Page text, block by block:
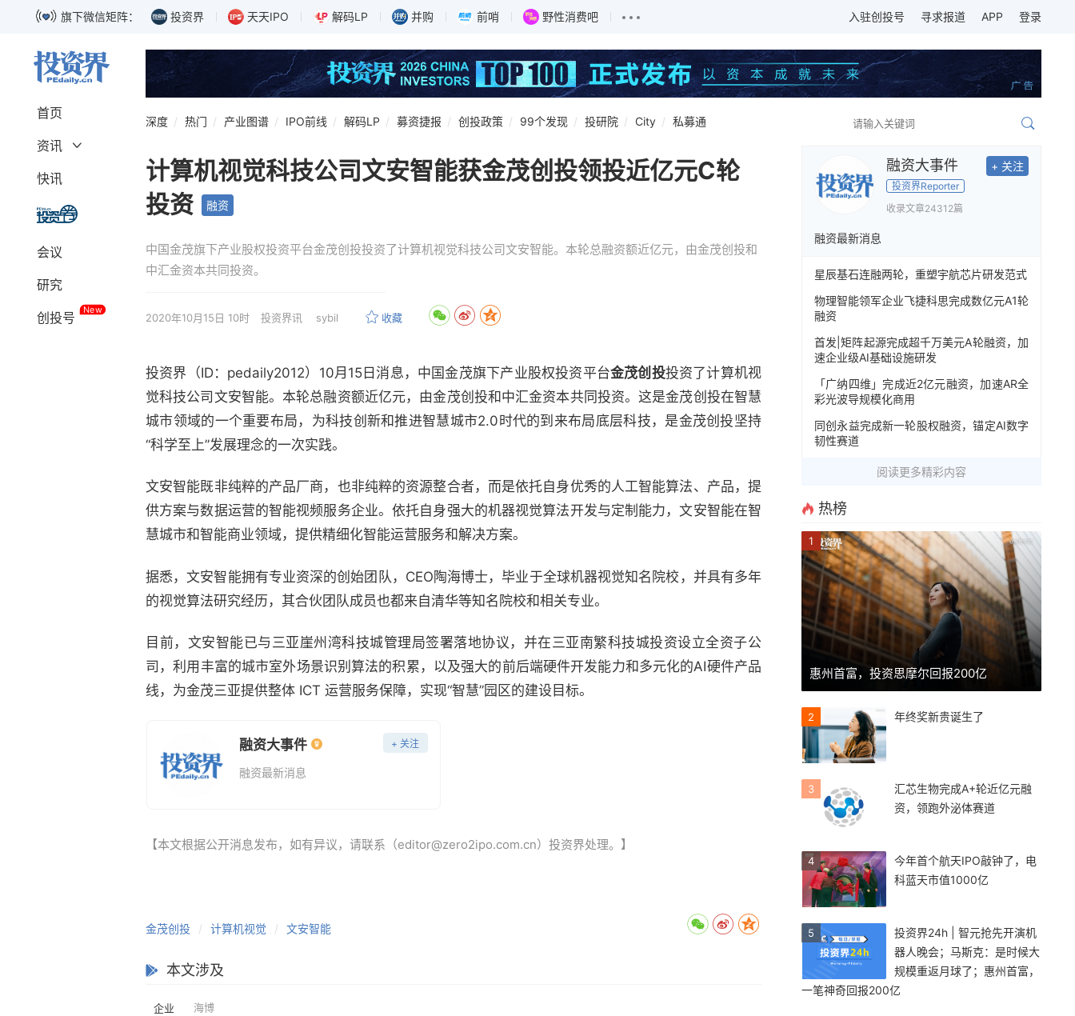
旗下微信矩阵： 投资界 天天IPO 解码LP 并购 前哨 野性消费吧 入驻创投号 寻求报道 APP 登录
首页
资讯
深度
上市
科创板
政策
快讯
会议
研究
创投号
New
深度 热门 产业图谱 IPO前线 解码LP 募资捷报 创投政策 99个发现 投研院 City 私募通
计算机视觉科技公司文安智能获金茂创投领投近亿元C轮
投资
融资
中国金茂旗下产业股权投资平台金茂创投投资了计算机视觉科技公司文安智能。本轮总融资额近亿元，由金茂创投和
中汇金资本共同投资。
2020年10月15日 10时 投资界讯 sybil 收藏
投资界（ID：pedaily2012）10月15日消息，中国金茂旗下产业股权投资平台金茂创投投资了计算机视
觉科技公司文安智能。本轮总融资额近亿元，由金茂创投和中汇金资本共同投资。这是金茂创投在智慧
城市领域的一个重要布局，为科技创新和推进智慧城市2.0时代的到来布局底层科技，是金茂创投坚持
“科学至上”发展理念的一次实践。
文安智能既非纯粹的产品厂商，也非纯粹的资源整合者，而是依托自身优秀的人工智能算法、产品，提
供方案与数据运营的智能视频服务企业。依托自身强大的机器视觉算法开发与定制能力，文安智能在智
慧城市和智能商业领域，提供精细化智能运营服务和解决方案。
据悉，文安智能拥有专业资深的创始团队，CEO陶海博士，毕业于全球机器视觉知名院校，并具有多年
的视觉算法研究经历，其合伙团队成员也都来自清华等知名院校和相关专业。
目前，文安智能已与三亚崖州湾科技城管理局签署落地协议，并在三亚南繁科技城投资设立全资子公
司，利用丰富的城市室外场景识别算法的积累，以及强大的前后端硬件开发能力和多元化的AI硬件产品
线，为金茂三亚提供整体 ICT 运营服务保障，实现“智慧”园区的建设目标。
融资大事件
融资最新消息
+ 关注
【本文根据公开消息发布，如有异议，请联系（editor@zero2ipo.com.cn）投资界处理。】
金茂创投 计算机视觉 文安智能
本文涉及
企业 海博
融资大事件
投资界Reporter
24312篇
收录文章
+ 关注
融资最新消息
星辰基石连融两轮，重塑宇航芯片研发范式
物理智能领军企业飞捷科思完成数亿元A1轮
融资
首发|矩阵起源完成超千万美元A轮融资，加
速企业级AI基础设施研发
「广纳四维」完成近2亿元融资，加速AR全
彩光波导规模化商用
同创永益完成新一轮股权融资，锚定AI数字
韧性赛道
阅读更多精彩内容
热榜
1
惠州首富，投资思摩尔回报200亿
2 年终奖新贵诞生了
3
汇芯生物完成A+轮近亿元融
资，领跑外泌体赛道
4
今年首个航天IPO敲钟了，电
科蓝天市值1000亿
5
投资界24h | 智元抢先开演机
器人晚会；马斯克：是时候大
规模重返月球了；惠州首富，
一笔神奇回报200亿